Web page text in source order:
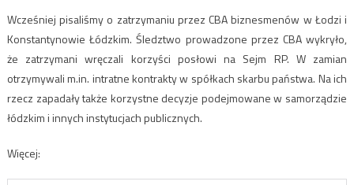
Wcześniej pisaliśmy o zatrzymaniu przez CBA biznesmenów w Łodzi i
Konstantynowie Łódzkim. Śledztwo prowadzone przez CBA wykryło,
że zatrzymani wręczali korzyści posłowi na Sejm RP. W zamian
otrzymywali m.in. intratne kontrakty w spółkach skarbu państwa. Na ich
rzecz zapadały także korzystne decyzje podejmowane w samorządzie
łódzkim i innych instytucjach publicznych.
Więcej: